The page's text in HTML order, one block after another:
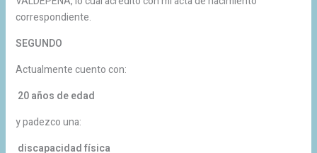
correspondiente.
SEGUNDO
Actualmente cuento con:
20 años de edad
y padezco una:
discapacidad física